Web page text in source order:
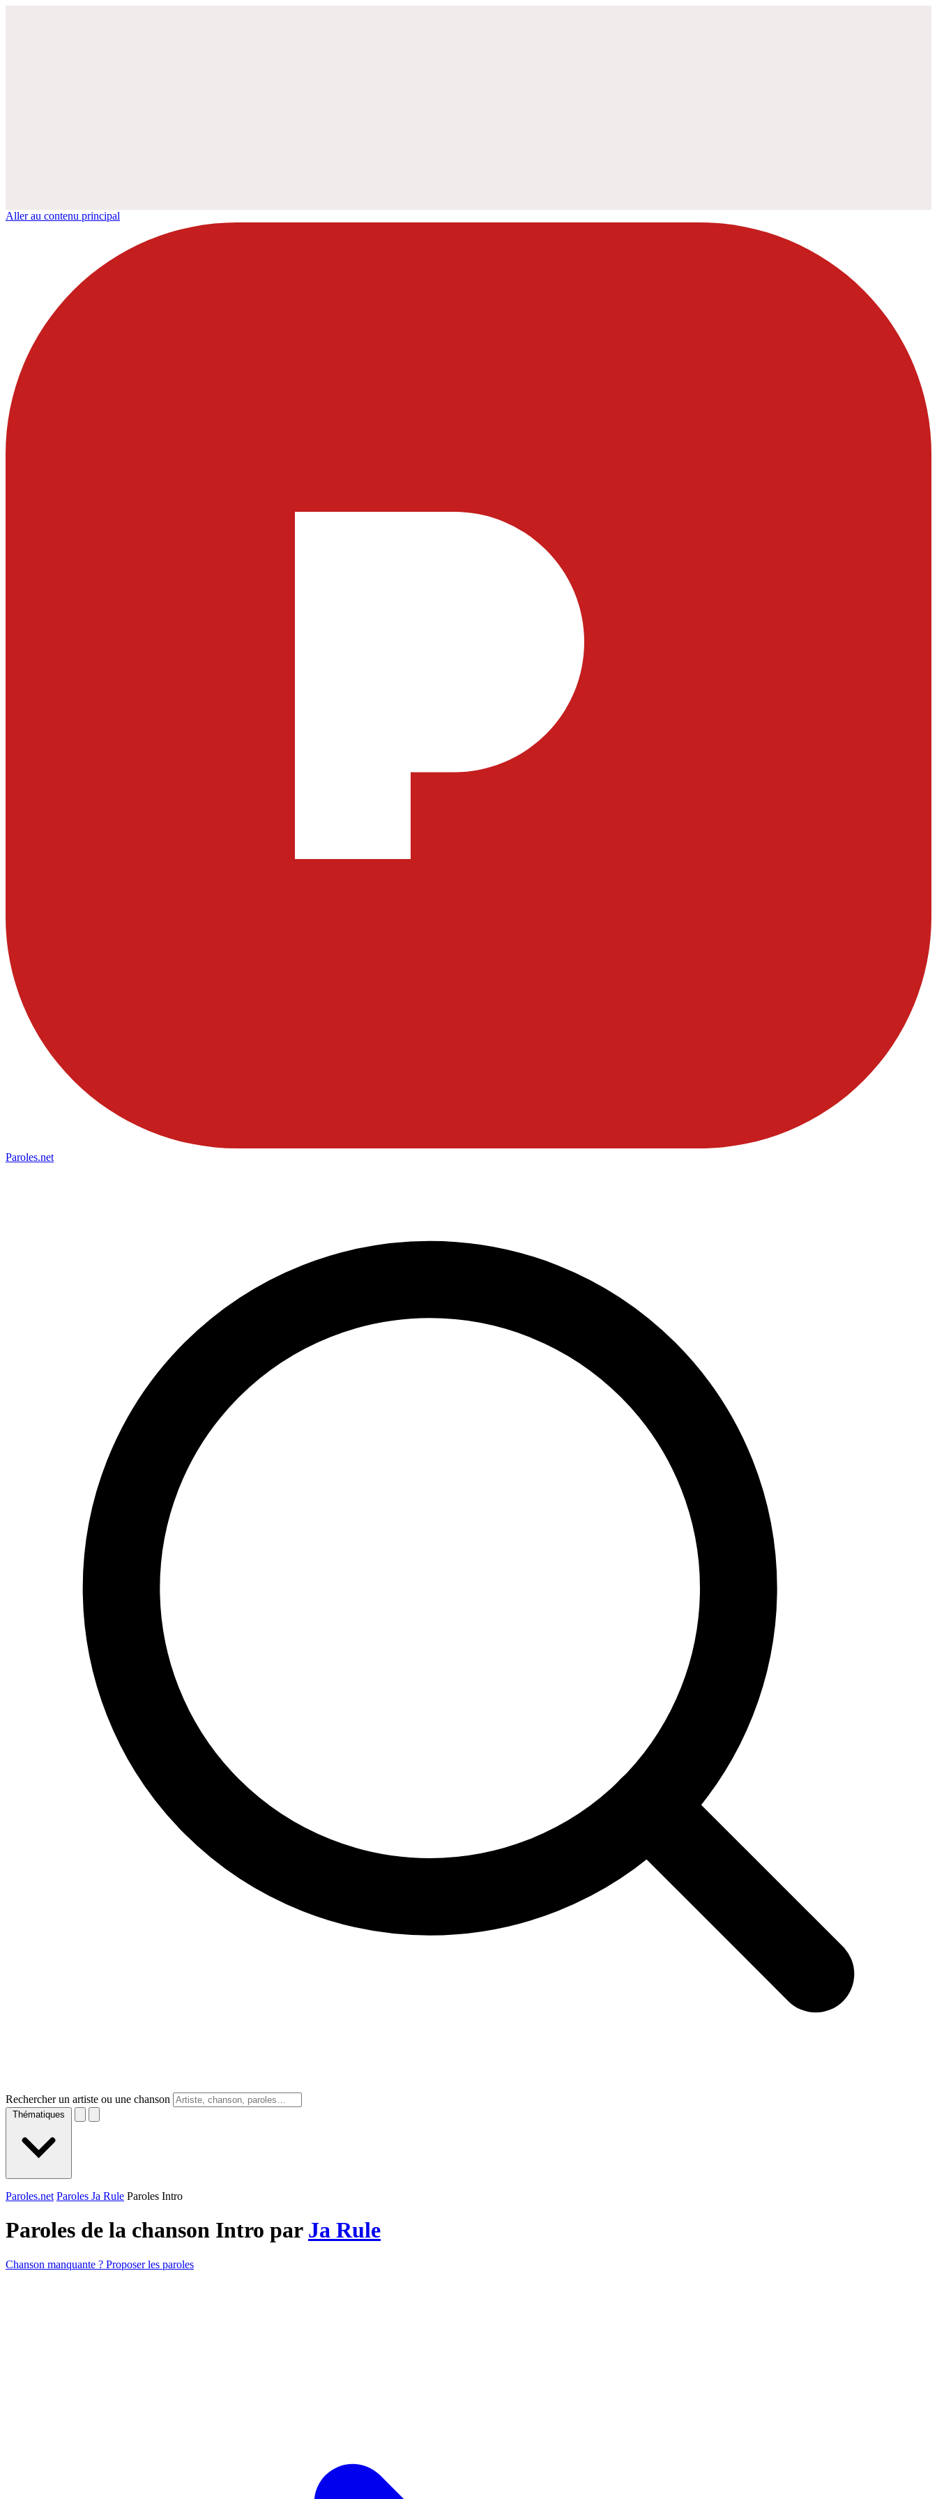
Aller au contenu principal
Paroles.net
Rechercher un artiste ou une chanson
Thématiques
Paroles.net Paroles Ja Rule Paroles Intro
Paroles de la chanson Intro par Ja Rule
Chanson manquante ? Proposer les paroles